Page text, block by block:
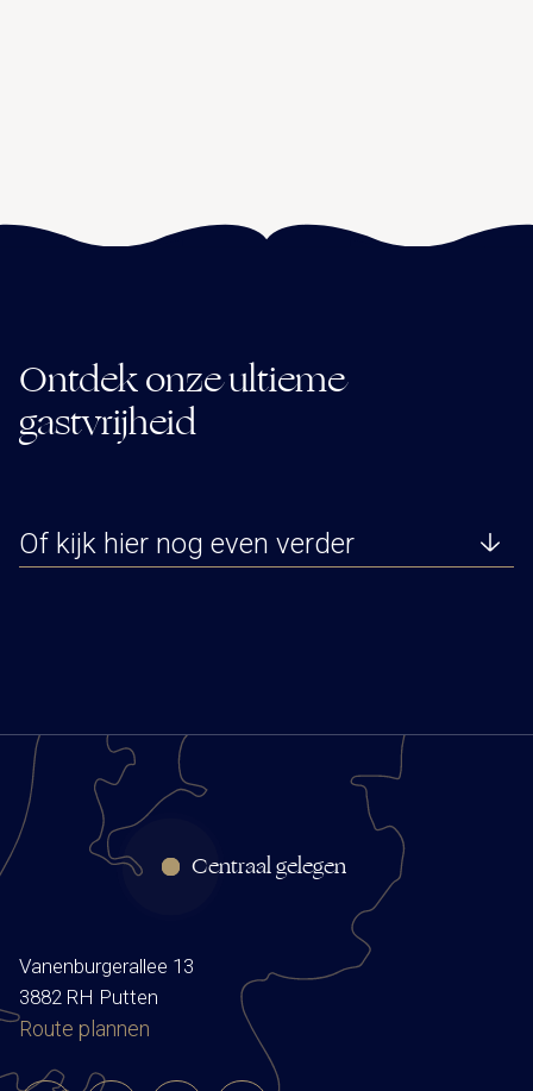
Ontdek onze ultieme
gastvrijheid
Of kijk hier nog even verder
Centraal gelegen
Vanenburgerallee 13
3882 RH Putten
Route plannen